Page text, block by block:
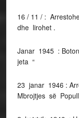
16 / 11 / :
dhe lirohet .
Janar 1945 :
jeta “
23 janar 1946 :
Mbrojtjes së